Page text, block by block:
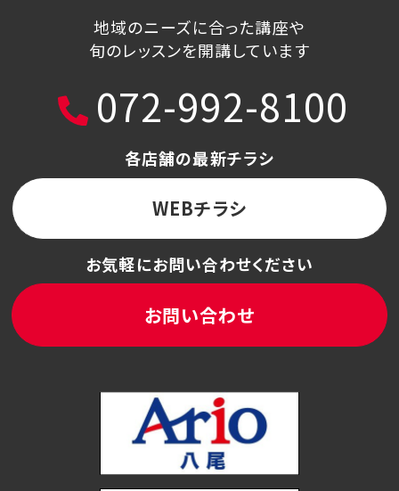
地域のニーズに合った講座や
旬のレッスンを開講しています
072-992-8100
各店舗の最新チラシ
WEBチラシ
お気軽にお問い合わせください
お問い合わせ